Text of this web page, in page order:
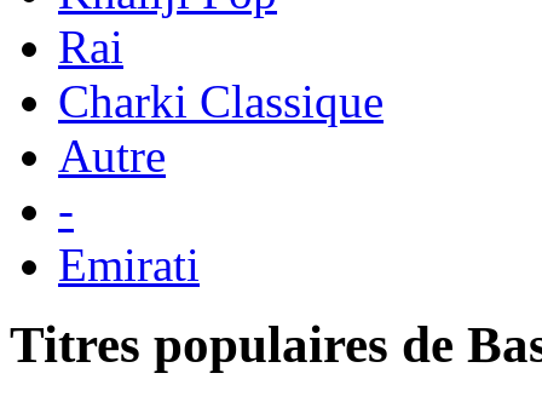
Rai
Charki Classique
Autre
-
Emirati
Titres populaires de